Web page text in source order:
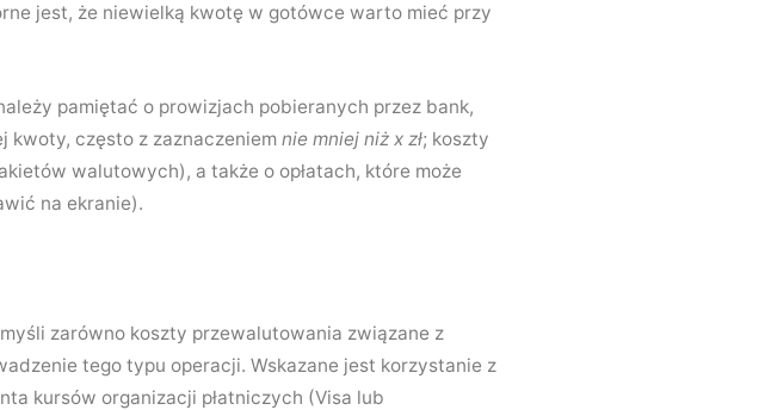
jest, że niewielką kwotę w gotówce warto mieć przy
pamiętać o prowizjach pobieranych przez bank,
kwoty, często z zaznaczeniem nie mniej niż x zł; koszty
walutowych), a także o opłatach, które może
na ekranie).
zarówno koszty przewalutowania związane z
tego typu operacji. Wskazane jest korzystanie z
kursów organizacji płatniczych (Visa lub